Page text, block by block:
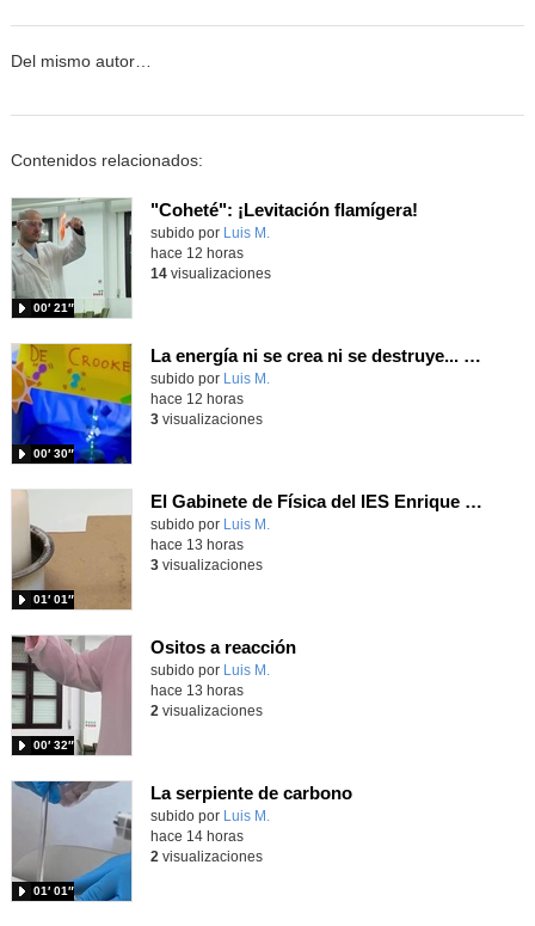
Del mismo autor…
Contenidos relacionados:
"Coheté": ¡Levitación flamígera!
Contenido educativo.
subido por Luis M.
00′ 21″
hace 12 horas
14visualizaciones
La energía ni se crea ni se destruye... ¡se experimenta! El Tierno en la Feria Madrid es Ciencia 2026
Contenido educativo.
subido por Luis M.
00′ 30″
hace 12 horas
3visualizaciones
El Gabinete de Física del IES Enrique Tierno Galván de Parla (Curso 25-26)
Contenido educativo.
subido por Luis M.
01′ 01″
hace 13 horas
3visualizaciones
Ositos a reacción
Contenido educativo.
subido por Luis M.
00′ 32″
hace 13 horas
2 visualizaciones
La serpiente de carbono
Contenido educativo.
subido por Luis M.
01′ 01″
hace 14 horas
2 visualizaciones